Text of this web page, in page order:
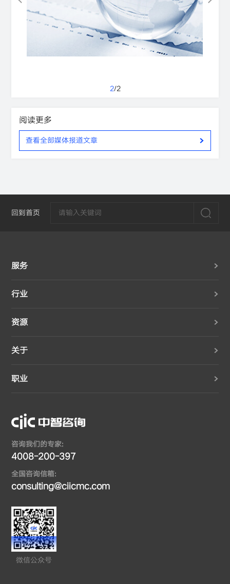
2/2
阅读更多
查看全部媒体报道文章
回到首页
服务
行业
资源
关于
职业
咨询我们的专家:
4008-200-397
全国咨询信箱:
consulting@ciicmc.com
微信公众号